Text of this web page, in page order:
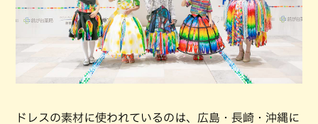
ドレスの素材に使われているのは、広島・長崎・沖縄に